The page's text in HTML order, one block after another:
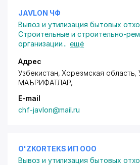
JAVLON ЧФ
Вывоз и утилизация бытовых
Строительные и строительно-
организации... ещё
Адрес
Узбекистан, Хорезмская область,
МАЪРИФАТЛАР,
E-mail
chf-javlon@mail.ru
O'ZKORTEKS ИП ООО
Вывоз и утилизация бытовых